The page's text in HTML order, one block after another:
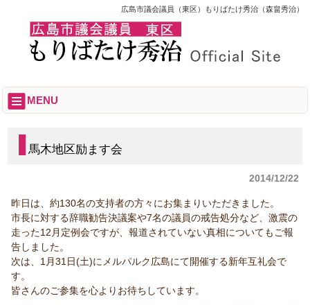
広島市議会議員（東区）もりばたけ秀治（森畠秀治）
MENU
馬木地区励ます会
2014/12/22
昨日は、約130名の支持者の方々にお集まりいただきました。
市長に対する辞職勧告決議案や7名の議員の戒告処分など、激震の
走った12月定例会ですが、報道されていない真相についてもご報
告しました。
次は、1月31日(土)にメルパルク広島にて開催する新年互礼会で
す。
皆さんのご参集を心よりお待ちしています。